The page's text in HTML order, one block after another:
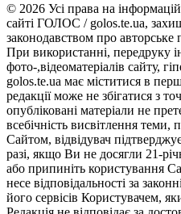
© 2026 Усі права на
сайті ГОЛОС / golos.te.ua,
законодавством про авторське
При використанні, передруку
фото-,відеоматеріалів сайту,
golos.te.ua має міститися в
редакції може не збігатися з
опубліковані матеріали не
всебічність висвітлення
Сайтом, відвідувач
разі, якщо Ви не досягли 21-
або припиніть користування
несе відповідальності за
його сервісів Користувачем,